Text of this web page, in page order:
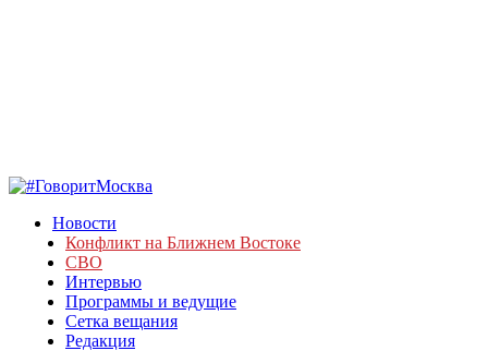
Новости
Конфликт на Ближнем Востоке
СВО
Интервью
Программы и ведущие
Сетка вещания
Редакция